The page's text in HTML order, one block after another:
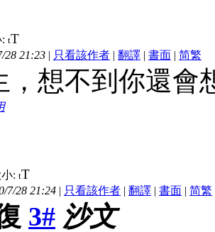
tT
28 21:23 | 只看該作者 | 翻譯 | 書面 | 简繁
，想不到你還會
: tT
7/28 21:24 | 只看該作者 | 翻譯 | 書面 | 简繁
3# 沙文